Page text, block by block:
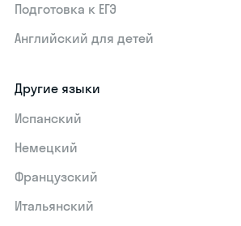
Подготовка к ЕГЭ
Английский для детей
Другие языки
Испанский
Немецкий
Французский
Итальянский